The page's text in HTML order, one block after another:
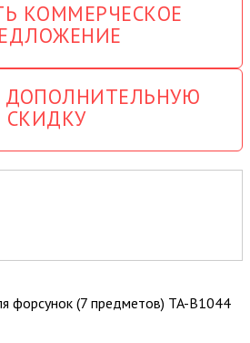
КОММЕРЧЕСКОЕ
ДОПОЛНИТЕЛЬНУЮ
СКИДКУ
форсунок (7 предметов) TA-B1044